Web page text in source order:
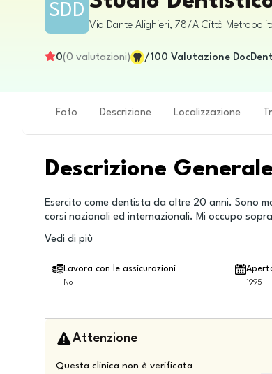
SDD
Via Dante Alighieri, 78/A Città
0(0 valutazioni) /100 Valutazione
Foto Descrizione Localizzazione
Descrizione Generale
Esercito come dentista da oltre 20 anni. Sono
corsi nazionali ed internazionali. Mi occupo
Vedi di più
Lavora con le assicurazioni
No 1995
Attenzione
Questa clinica non è verificata